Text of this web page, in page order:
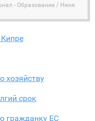
- Образование / Няня
хозяйству
срок
гражданку ЕС